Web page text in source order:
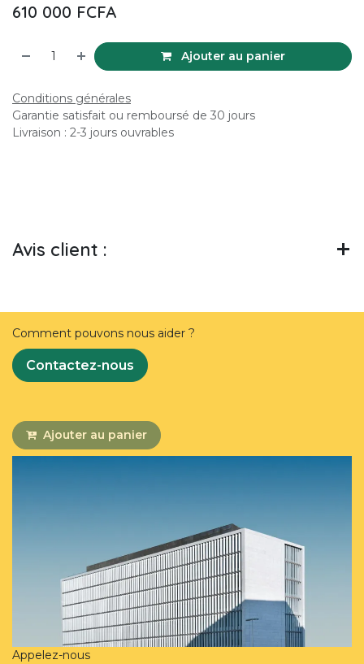
610 000 FCFA
Ajouter au panier
Conditions générales
Garantie satisfait ou remboursé de 30 jours
Livraison : 2-3 jours ouvrables
Avis client :
Comment pouvons nous aider ?
Contactez-nous
Ajouter au panier
Appelez-nous